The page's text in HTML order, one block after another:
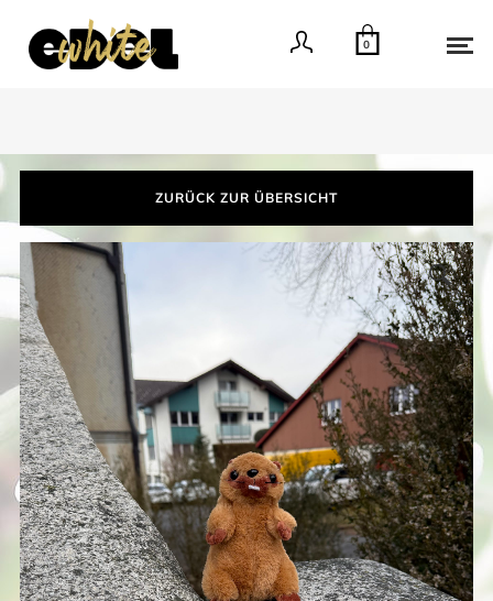
0
ZURÜCK ZUR ÜBERSICHT